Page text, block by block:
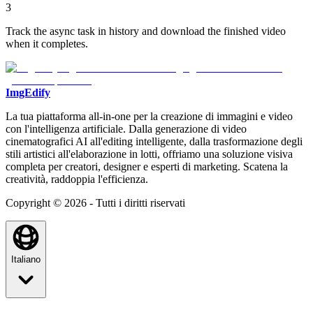
3
Track the async task in history and download the finished video
when it completes.
ImgEdify
La tua piattaforma all-in-one per la creazione di immagini e video
con l'intelligenza artificiale. Dalla generazione di video
cinematografici AI all'editing intelligente, dalla trasformazione degli
stili artistici all'elaborazione in lotti, offriamo una soluzione visiva
completa per creatori, designer e esperti di marketing. Scatena la
creatività, raddoppia l'efficienza.
Copyright © 2026 - Tutti i diritti riservati
Italiano